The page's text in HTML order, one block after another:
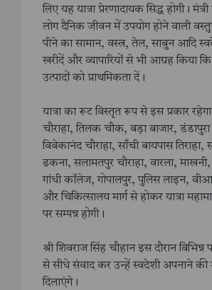
लिए यह यात्रा प्रेरणादायक सिद्ध होगी।
लोग दैनिक जीवन में उपयोग होने वाली
पीने का सामान, वस्त्र, तेल, साबुन आदि
खरीदें और व्यापारियों से भी आग्रह किया
उत्पादों को प्राथमिकता दें।
यात्रा का रूट विस्तृत रूप से इस प्रकार
चौराहा, तिलक चौक, बड़ा बाजार,
विवेकानंद चौराहा, साँची बायपास
ढकना, सलामतपुर चौराहा, वारला, माखनी,
गांधी कॉलेज, गोपालपुर, पुलिस लाइन,
और चिकित्सालय मार्ग से होकर यात्रा
पर सम्पन्न होगी।
श्री शिवराज सिंह चौहान इस दौरान विभिन्न
से सीधे संवाद कर उन्हें स्वदेशी अपनाने
दिलाएंगे।